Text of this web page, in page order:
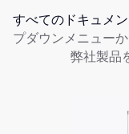
すべてのドキュメ
プダウンメニュー
弊社製品